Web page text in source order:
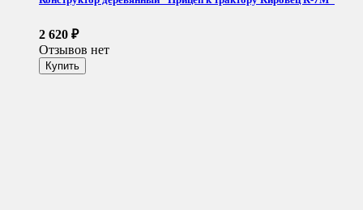
2 620 ₽
Отзывов нет